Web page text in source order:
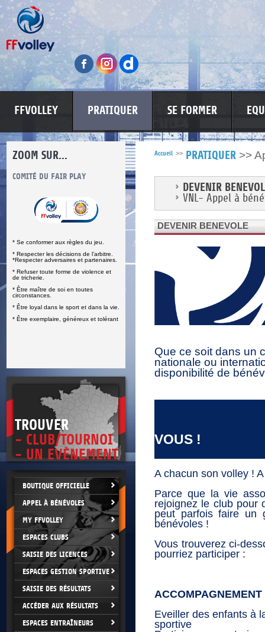
FFVOLLEY PRATIQUER SE FORMER
ZOOM SUR...
COMITÉ DU FAIR PLAY
* Se conformer aux règles du jeu.
* Respecter les décisions de l’arbitre.
*Respecter adversaires et partenaires.
* Refuser toute forme de violence et
de tricherie.
* Être maître de soi en toutes
circonstances.
* Être loyal dans le sport et dans la vie.
* Être exemplaire, généreux et tolérant
LUTTE CONTRE LES VIOLENCES MA PETITE
TROUVER
- CLUB/TOURNOI
- UN EVÈNEMENT
BOUTIQUE OFFICIELLE
APPEL À BÉNÉVOLES
MY FFVOLLEY
ESPACES CLUBS
SAISIE DES LICENCES
ESPACES GESTION SPORTIVE
SAISIE DES RÉSULTATS
ACCÉDER AUX RÉSULTATS
ESPACES ENTRAÎNEURS
Accueil >> PRATIQUER >>
DEVENIR
VNL- Appel à
DEVENIR BENEVOLE
Que ce soit dans un
nationale ou
disponibilité de
VOUS !
A chacun son volley !
Parce que la vie
rejoignez le club pour
peut parfois faire un
bénévoles !
Vous trouverez ci-
pourriez participer :
ACCOMPAGNEMENT
Eveiller des enfants à
sportive